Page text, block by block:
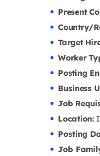
Present
Country/
Target
Worker
Posting
Business
Job
Location:
Posting
Job